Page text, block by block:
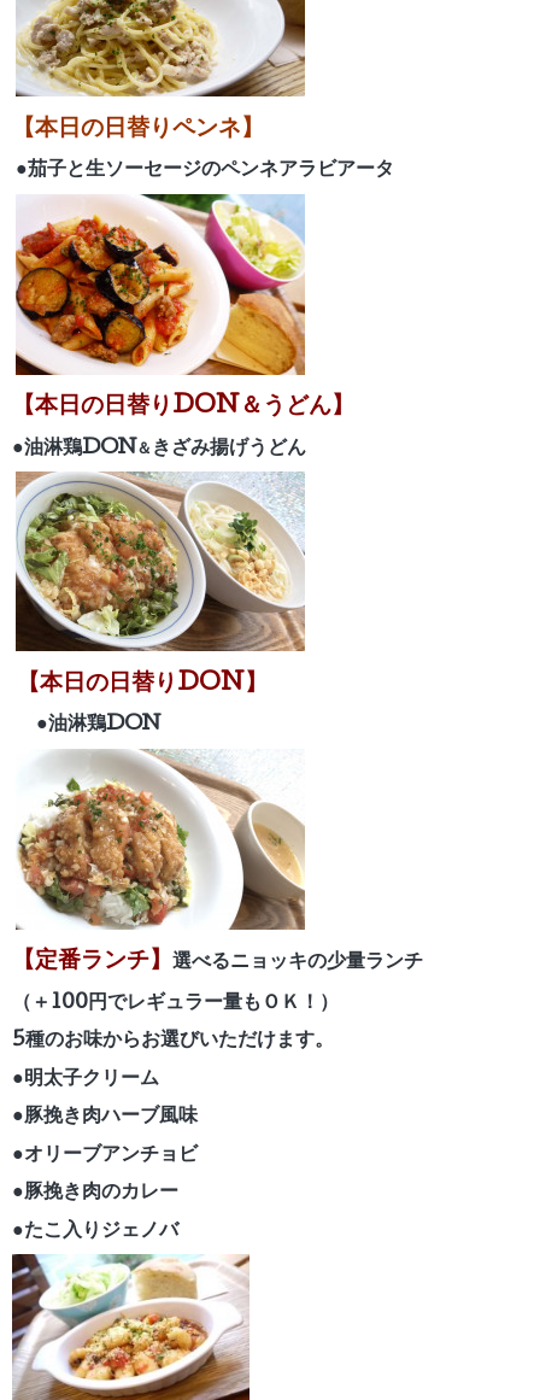
【本日の日替りペンネ】
●茄子と生ソーセージのペンネアラビアータ
【本日の日替りDON＆うどん】
●油淋鶏DON ＆ きざみ揚げうどん
【本日の日替りDON】
●油淋鶏DON
【定番ランチ】 選べるニョッキの少量ランチ
（＋100円でレギュラー量もＯＫ！）
5種のお味からお選びいただけます。
●明太子クリーム
●豚挽き肉ハーブ風味
●オリーブアンチョビ
●豚挽き肉のカレー
●たこ入りジェノバ